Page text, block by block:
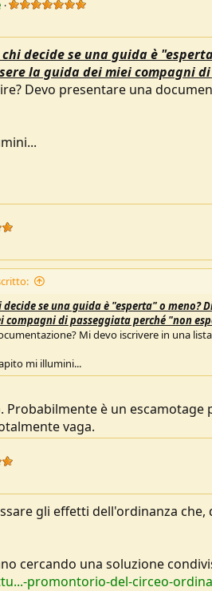
decide se una guida è
la guida dei miei compagni
Devo presentare una
se una guida è "esperta" o meno?
compagni di passeggiata perché "non
Mi devo iscrivere in una
mi illumini...
è un
vaga.
gli effetti dell'ordinanza
cercando una soluzione
promontorio-del-circeo-